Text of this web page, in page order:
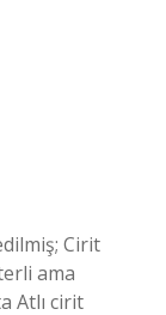
Cirit
ama
Atlı cirit